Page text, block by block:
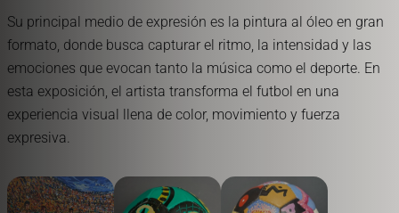
Su principal medio de expresión es la pintura al óleo en gran
formato, donde busca capturar el ritmo, la intensidad y las
emociones que evocan tanto la música como el deporte. En
esta exposición, el artista transforma el futbol en una
experiencia visual llena de color, movimiento y fuerza
expresiva.